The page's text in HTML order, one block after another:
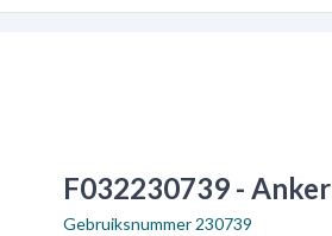
F032230739 - Anker
Gebruiksnummer 230739